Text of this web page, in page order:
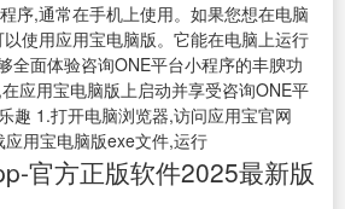
序,通常在手机上使用。如果您想在电脑
使用应用宝电脑版。它能在电脑上运行
全面体验咨询ONE平台小程序的丰腴功
应用宝电脑版上启动并享受咨询ONE平
趣 1.打开电脑浏览器,访问应用宝官网
用宝电脑版exe文件,运行
官方正版软件2025最新版